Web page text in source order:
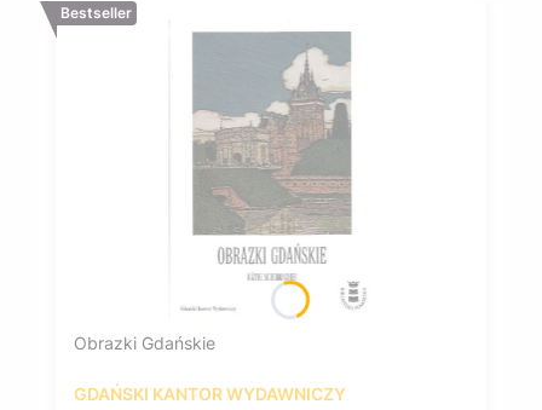
Bestseller
Obrazki Gdańskie
GDAŃSKI KANTOR WYDAWNICZY